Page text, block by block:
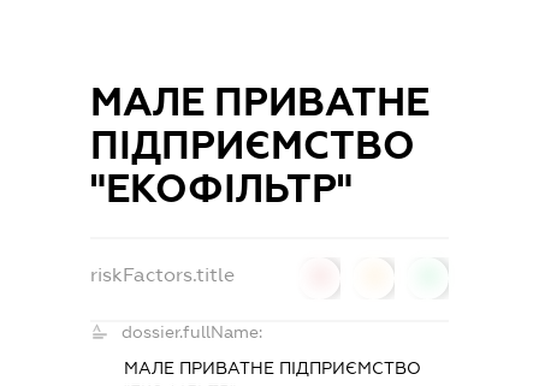
МАЛЕ ПРИВАТНЕ
ПІДПРИЄМСТВО
"ЕКОФІЛЬТР"
riskFactors.title
dossier.fullName:
МАЛЕ ПРИВАТНЕ ПІДПРИЄМСТВО